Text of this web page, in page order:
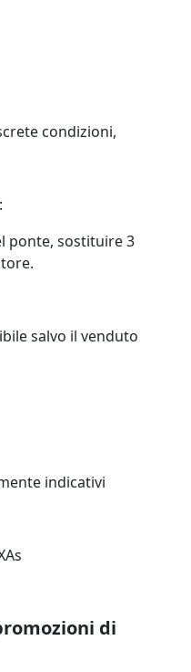
condizioni,
ponte, sostituire 3
salvo il venduto
indicativi
di